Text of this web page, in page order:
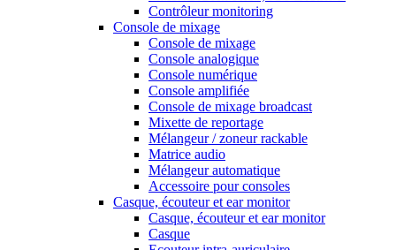
Contrôleur monitoring
Console de mixage
Console de mixage
Console analogique
Console numérique
Console amplifiée
Console de mixage broadcast
Mixette de reportage
Mélangeur / zoneur rackable
Matrice audio
Mélangeur automatique
Accessoire pour consoles
Casque, écouteur et ear monitor
Casque, écouteur et ear monitor
Casque